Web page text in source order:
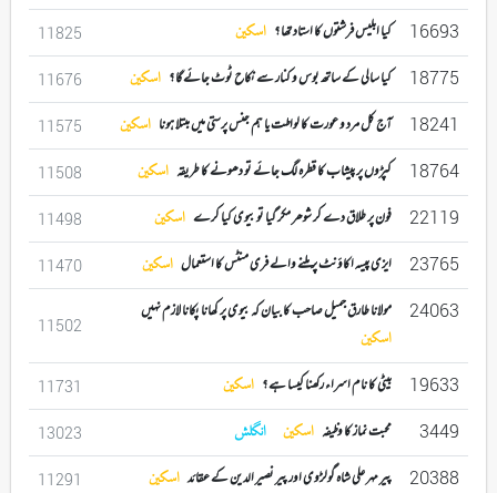
16693 کیا ابلیس فرشتوں کا استاد تھا ؟ اسکین 11825
18775 کیا سالی کے ساتھ بوس و کنار سے نکاح ٹوٹ جائے گا ؟ اسکین 11676
18241 آج کل مرد و عورت کا لواطت یا ہم جنس پرستی میں مبتلا ہونا اسکین 11575
18764 کپڑوں پر پیشاب کا قطرہ لگ جائے تو دھونے کا طریقہ اسکین 11508
22119 فون پر طلاق دے کر شوھر مکر گیا تو بیوی کیا کرے اسکین 11498
23765 ایزی پیسہ اکاؤنٹ پر ملنے والے فری منٹس کا استعمال اسکین 11470
24063 مولانا طارق جمیل صاحب کا بیان کہ بیوی پر کھانا پکانا لازم نہیں
اسکین
11502
19633 بیٹی کا نام اسراء رکھنا کیسا ہے ؟ اسکین 11731
3449 محبت نماز کا وظیفہ اسکین انگلش 13023
20388 پیر مہر علی شاہ گولڑوی اور پیر نصیر الدین کے عقائد اسکین 11291